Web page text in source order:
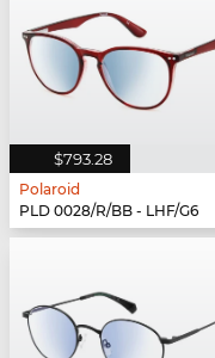
$793.28
Polaroid
PLD 0028/R/BB - LHF/G6